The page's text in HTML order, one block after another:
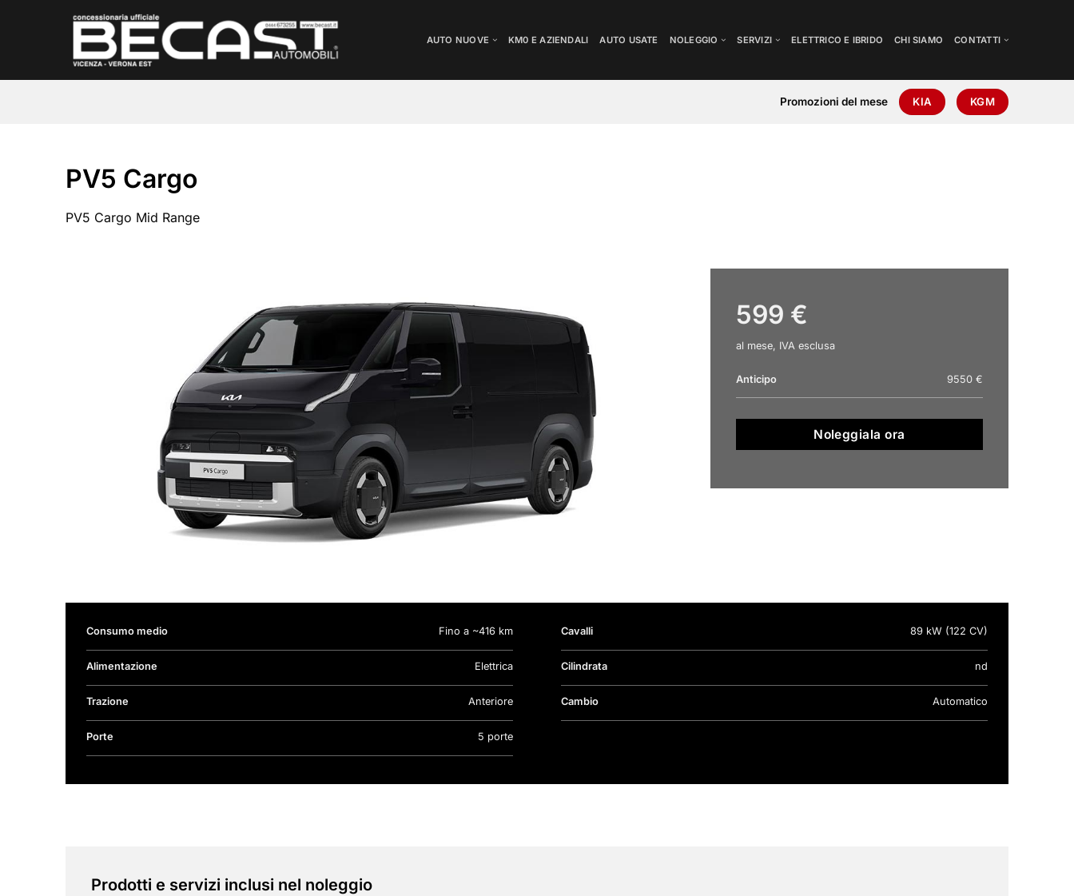
AUTO NUOVE KM0 E AZIENDALI AUTO USATE NOLEGGIO SERVIZI ELETTRICO E IBRIDO CHI SIAMO CONTATTI
Promozioni del mese KIA KGM
PV5 Cargo
PV5 Cargo Mid Range
599 €
al mese, IVA esclusa
Anticipo 9550 €
Noleggiala ora
Consumo medio Fino a ~416 km Cavalli 89 kW (122 CV)
Alimentazione Elettrica Cilindrata nd
Trazione Anteriore Cambio Automatico
Porte 5 porte
Prodotti e servizi inclusi nel noleggio